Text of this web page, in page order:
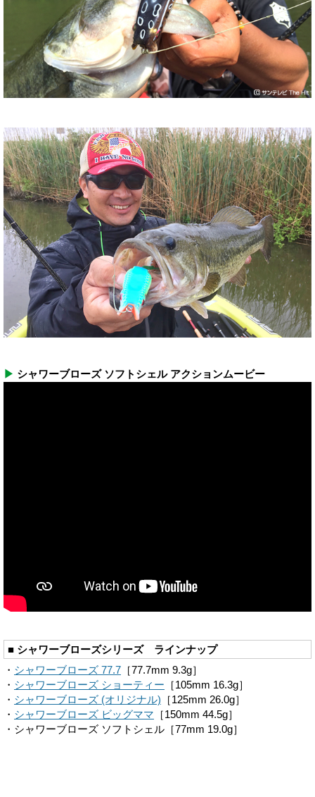
▶ シャワーブローズ ソフトシェル アクションムービー
■ シャワーブローズシリーズ ラインナップ
・ シャワーブローズ 77.7 ［77.7mm 9.3g］
・ シャワーブローズ ショーティー ［105mm 16.3g］
・ シャワーブローズ (オリジナル) ［125mm 26.0g］
・ シャワーブローズ ビッグママ ［150mm 44.5g］
・シャワーブローズ ソフトシェル［77mm 19.0g］